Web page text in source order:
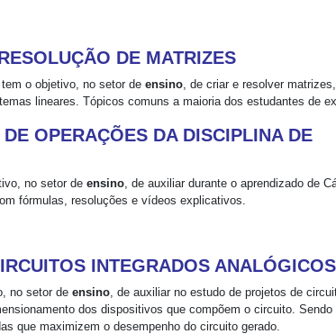
DE MATRIZES
o objetivo, no setor de ensino , de criar e resolver
lineares. Tópicos comuns a maioria dos estudantes de
OPERAÇÕES DA DISCIPLINA DE
no setor de ensino , de auxiliar durante o aprendizado de
fórmulas, resoluções e vídeos explicativos.
INTEGRADOS ANALÓGICOS
no setor de ensino , de auxiliar no estudo de projetos de
dos dispositivos que compõem o circuito. Sendo
que maximizem o desempenho do circuito gerado.